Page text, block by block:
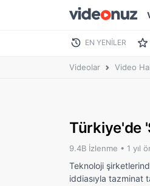
EN YENİLER
Videolar Video
Türkiye'de
9.4B İzlenme • 1 yıl
Teknoloji
iddiasıyla tazminat